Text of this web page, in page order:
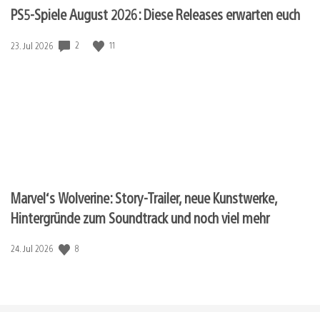
PS5-Spiele August 2026: Diese Releases erwarten euch
Veröffentlichungsdatum:
23. Jul 2026 2 11
Marvel‘s Wolverine: Story-Trailer, neue Kunstwerke,
Hintergründe zum Soundtrack und noch viel mehr
Veröffentlichungsdatum:
24. Jul 2026 8